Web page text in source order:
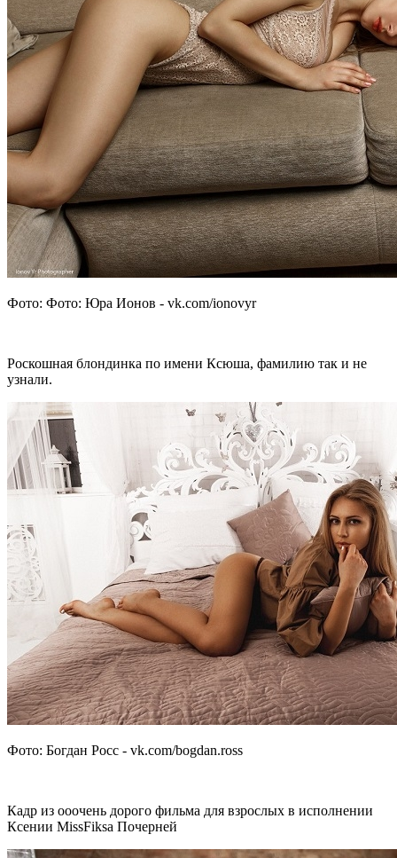
Фото: Фото: Юра Ионов - vk.com/ionovyr
Роскошная блондинка по имени Ксюша, фамилию так и не
узнали.
Фото: Богдан Росс - vk.com/bogdan.ross
Кадр из ооочень дорого фильма для взрослых в исполнении
Ксении MissFiksa Почерней